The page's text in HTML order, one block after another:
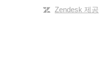
Zendesk 제공